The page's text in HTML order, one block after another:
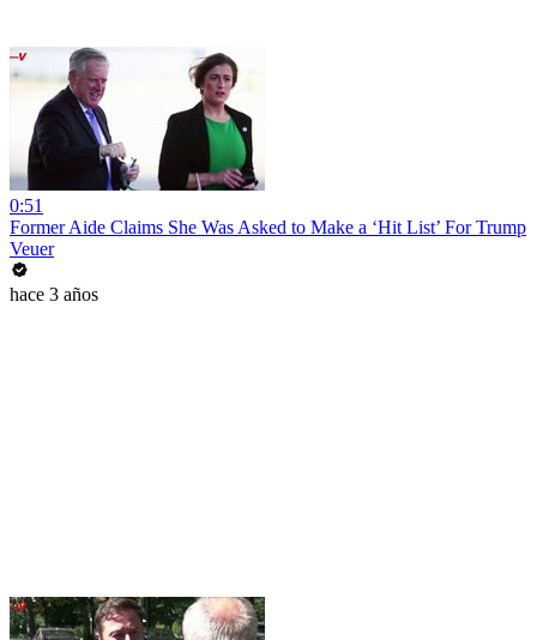
0:51
Former Aide Claims She Was Asked to Make a ‘Hit List’ For Trump
Veuer
hace 3 años